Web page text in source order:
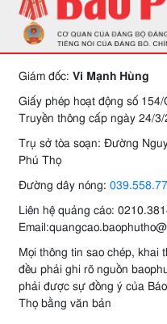
Giám đốc: Vi Mạnh Hùng
Giấy phép hoạt động số
Truyền thông cấp ngày 24/
Trụ sở tòa soạn: Đường
Phú Thọ
Đường dây nóng:
Liên hệ quảng cáo:
Mọi thông tin sao chép, khai
đều phải ghi rõ nguồn
phải được sự đồng ý của
Thọ bằng văn bản